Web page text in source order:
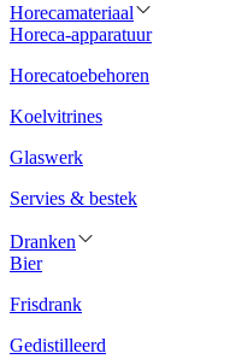
Horecamateriaal
Horeca-apparatuur
Horecatoebehoren
Koelvitrines
Glaswerk
Servies & bestek
Dranken
Bier
Frisdrank
Gedistilleerd